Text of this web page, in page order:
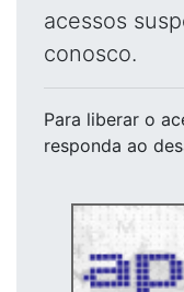
acessos
conosco.
Para liberar o
responda ao